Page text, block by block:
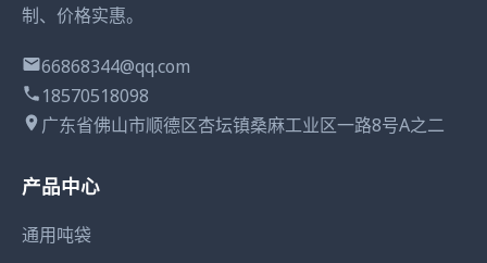
制、价格实惠。
66868344@qq.com
18570518098
广东省佛山市顺德区杏坛镇桑麻工业区一路8号A之二
产品中心
通用吨袋